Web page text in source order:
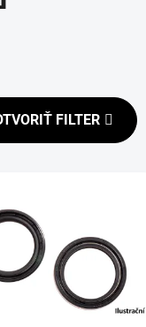
FILTER